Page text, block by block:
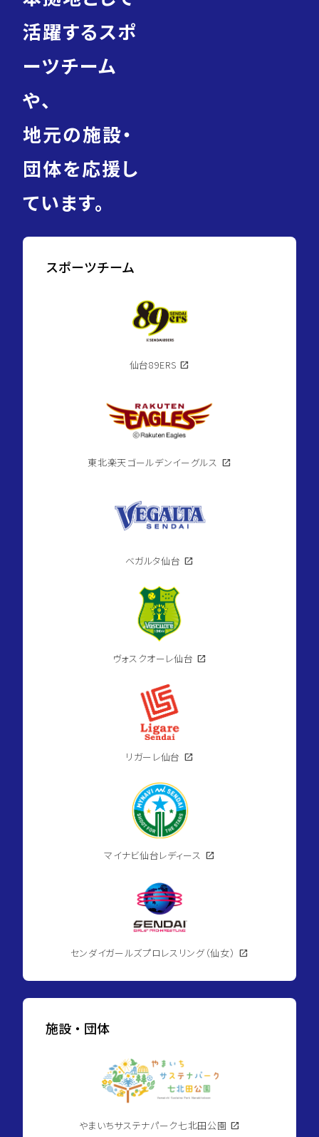
活躍するスポ
ーツチーム
や、
地元の施設・
団体を応援し
ています。
スポーツチーム
仙台89ERS open_in_new
東北楽天ゴールデンイーグルス open_in_new
ベガルタ仙台 open_in_new
ヴォスクオーレ仙台 open_in_new
リガーレ仙台 open_in_new
マイナビ仙台レディース open_in_new
センダイガールズプロレスリング（仙女） open_in_new
施設・団体
やまいちサステナパーク七北田公園 open_in_new